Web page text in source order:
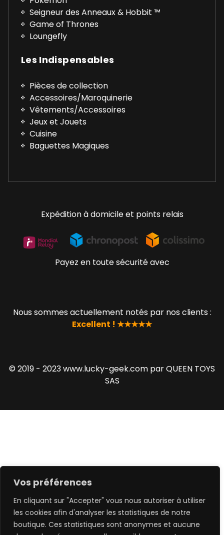
Vos préférences
En cliquant sur "Accepter" vous nous autoriser à utiliser
les cookies afin d'analyser les statistiques de notre
boutique. Ces statistiques sont anonymes et aucune
Seigneur des Anneaux & Hobbit ™
Game of Thrones
Loungefly
Les Indispensables
Pièces de collection
Accessoires/Maroquinerie
Vêtements/Accessoires
Jeux et Jouets
Cuisine
Baguettes Magiques
Expédition à domicile et points relais
Payez en toute sécurité avec
Nous sommes actuellement notés par nos clients :
Excellent ! ★★★★★
© 2019 - 2023 www.lucky-geek.com par QUEEN TOYS
SAS